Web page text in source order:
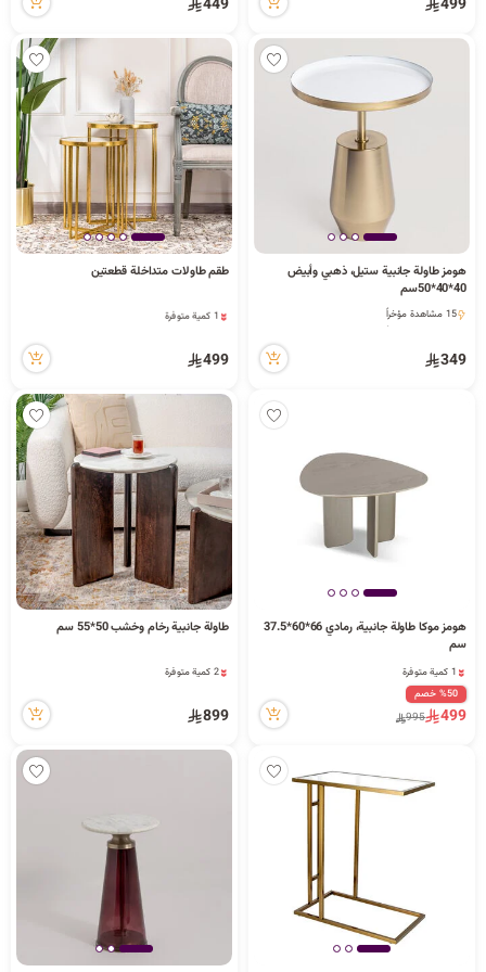
499
449
هومز طاولة جانبية ستيل، ذهبي وأبيض
40*40*50سم
15 مشاهدة مؤخراً
349
طقم طاولات متداخلة قطعتين
1 كمية متوفرة
1 كمية متوفرة
499
هومز موكا طاولة جانبية، رمادي 66*60*37.5
سم
1 كمية متوفرة
39 مشاهدة مؤخراً
1 كمية متوفرة
39 مشاهدة مؤخراً%50 خصم
499
995
طاولة جانبية رخام وخشب 50*55 سم
2 كمية متوفرة
2 كمية متوفرة
899